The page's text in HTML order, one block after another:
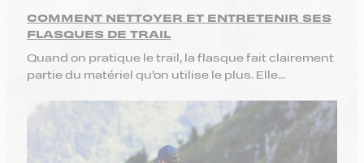
COMMENT NETTOYER ET ENTRETENIR SES
FLASQUES DE TRAIL
Quand on pratique le trail, la flasque fait clairement
partie du matériel qu’on utilise le plus. Elle...